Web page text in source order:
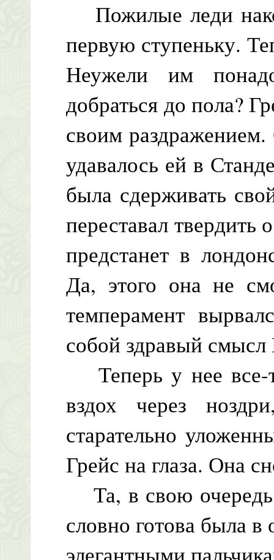
Пожилые леди
первую ступеньку.
Неужели им
добраться до пола?
своим
удавалось ей в
была сдерживать
переставал
предстанет в
Да, этого она не
темперамент
собой здравый смысл
Теперь у нее все-
вздох через
старательно
Грейс на глаза. Она
Та, в свою
словно готова была
элегантными